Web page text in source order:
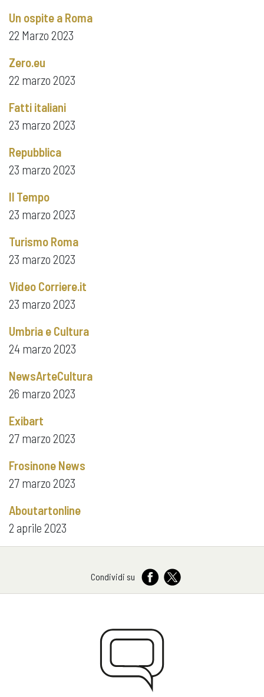
Un ospite a Roma
22 Marzo 2023
Zero.eu
22 marzo 2023
Fatti italiani
23 marzo 2023
Repubblica
23 marzo 2023
Il Tempo
23 marzo 2023
Turismo Roma
23 marzo 2023
Video Corriere.it
23 marzo 2023
Umbria e Cultura
24 marzo 2023
NewsArteCultura
26 marzo 2023
Exibart
27 marzo 2023
Frosinone News
27 marzo 2023
Aboutartonline
2 aprile 2023
Condividi su